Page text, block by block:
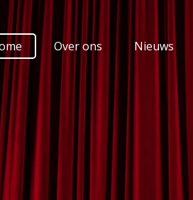
Over ons Nieuws